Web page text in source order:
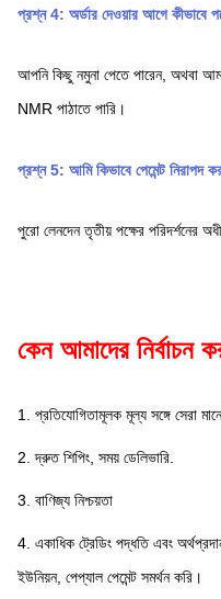
প্রশ্ন 4: অর্ডার দেওয়ার আগে কীভাবে
আপনি কিছু নমুনা পেতে পারেন, অথবা
NMR পাঠাতে পারি।
প্রশ্ন 5: আমি কিভাবে পেমেন্ট নিরাপদ
পুরো লেনদেন তৃতীয় পক্ষের পরিদর্শনের
কেন আমাদের নির্বাচন
1. প্রতিযোগিতামূলক মূল্য সঙ্গে সেরা
2. দ্রুত শিপিং, সময় ডেলিভারি.
3. বাণিজ্য নিশ্চয়তা
4. একাধিক ট্রেডিং পদ্ধতি এবং
ইউনিয়ন, পেপ্যাল ​​পেমেন্ট সমর্থন করি।